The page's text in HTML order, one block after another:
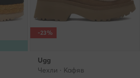
-23%
Ugg
Чехли · Кафяв